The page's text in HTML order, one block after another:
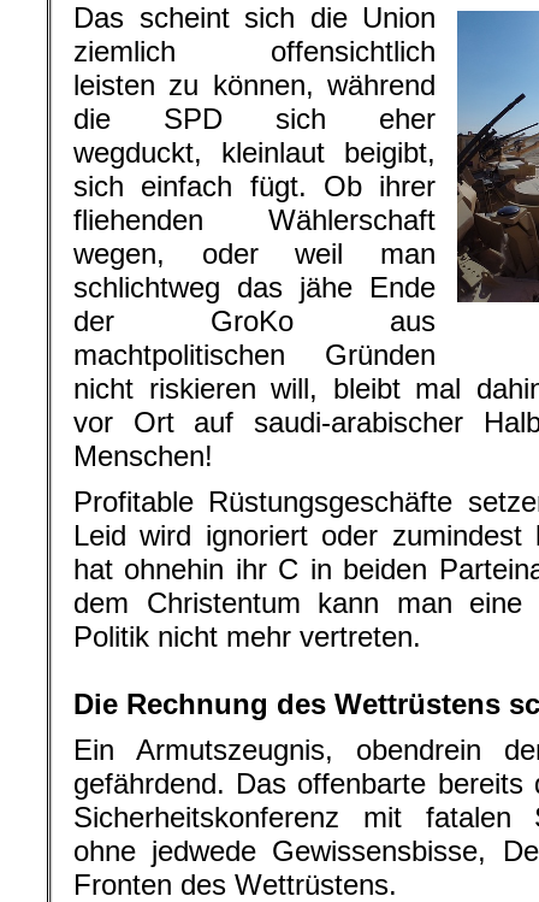
Das scheint sich die Union
ziemlich offensichtlich
leisten zu können, während
die SPD sich eher
wegduckt, kleinlaut beigibt,
sich einfach fügt. Ob ihrer
fliehenden Wählerschaft
wegen, oder weil man
schlichtweg das jähe Ende
der GroKo aus
machtpolitischen Gründen
nicht riskieren will, bleibt mal
vor Ort auf saudi-arabischer
Menschen!
Profitable Rüstungsgeschäfte
Leid wird ignoriert oder zumindest
hat ohnehin ihr C in beiden
dem Christentum kann man eine
Politik nicht mehr vertreten.
Die Rechnung des Wettrüstens
Ein Armutszeugnis, obendrein
gefährdend. Das offenbarte bereits
Sicherheitskonferenz mit fatalen
ohne jedwede Gewissensbisse,
Fronten des Wettrüstens.